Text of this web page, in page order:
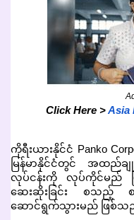
Click Here >Asia
ကိုရီးယားနိုင်ငံ Panko
မြန်မာနိုင်ငံတွင် အထည်ခ
လုပ်ငန်းကို လုပ်ကိုင်မည် ဖ
ဆေးဆိုးခြင်း စသည့် စ
ဆောင်ရွက်သွားမည် ဖြ